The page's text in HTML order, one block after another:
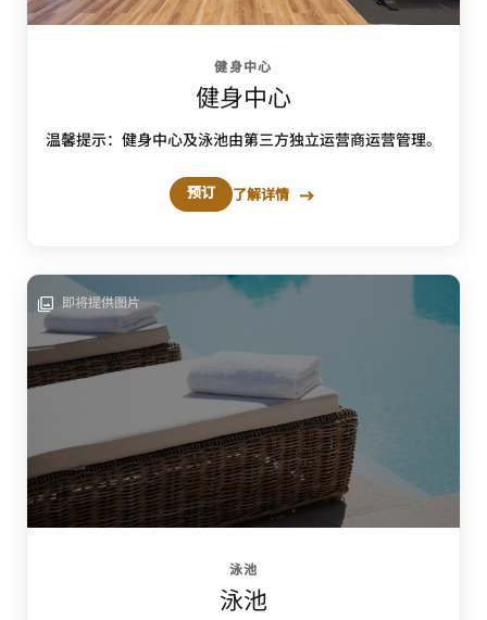
健身中心
健身中心
温馨提示：健身中心及泳池由第三方独立运营商运营管理。
预订 了解详情
即将提供图片
泳池
泳池